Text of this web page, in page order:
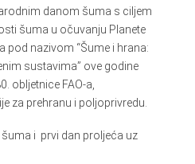
danom šuma s ciljem
šuma u očuvanju Planete
pod nazivom “Šume i hrana:
sustavima” ove godine
obljetnice FAO-a,
za prehranu i poljoprivredu.
i prvi dan proljeća uz